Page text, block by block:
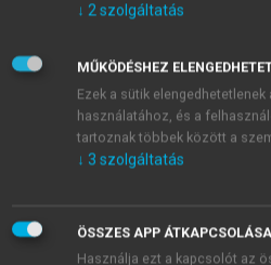
intézményi azonosítóval
↓ 2szolgáltatás
MŰKÖDÉSHEZ
Ezek a sütik
használatához, és a
tartoznak többek között a
↓ 3 szolgáltatás
ÖSSZES APP ÁTKAPCSOLÁSA
Használja ezt a kapcsolót az